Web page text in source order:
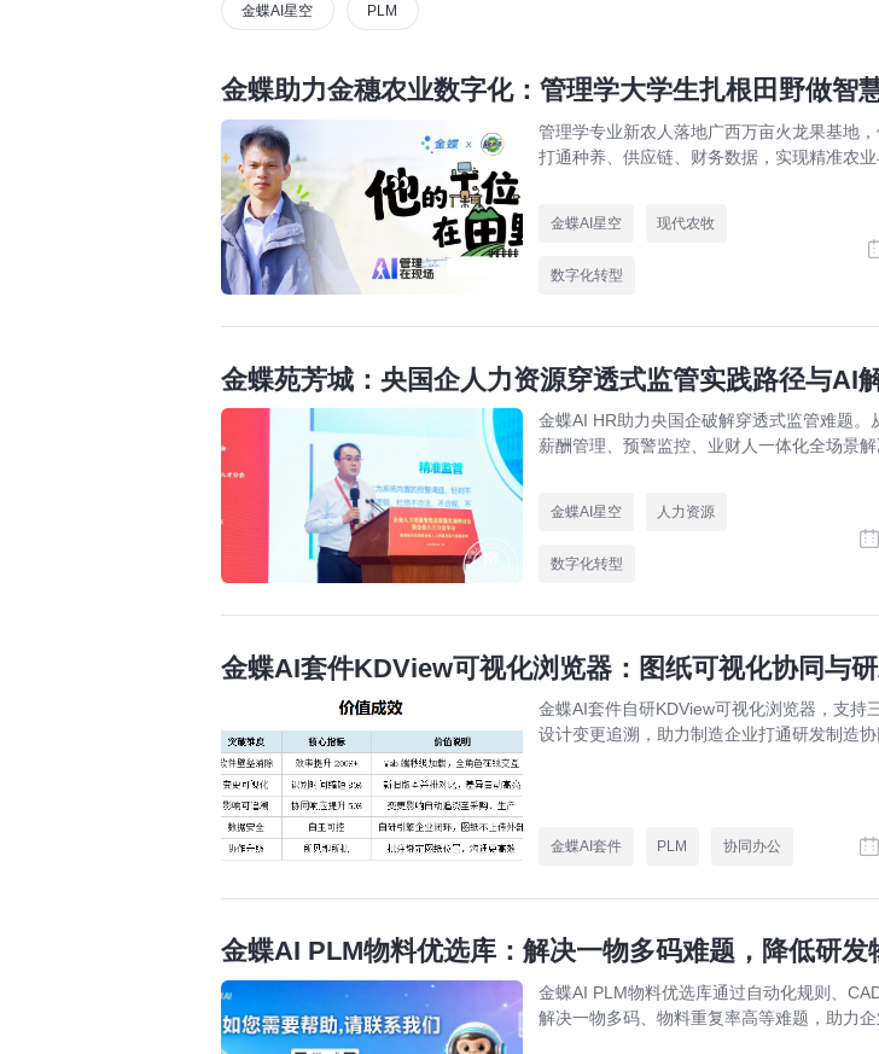
金蝶AI星空 PLM
金蝶助力金穗农业数字化：管理学大学生扎根田野做智
管理学专业新农人落地广西万亩火龙果基地
打通种养、供应链、财务数据，实现精准农业
金蝶AI星空 现代农牧
数字化转型
金蝶苑芳城：央国企人力资源穿透式监管实践路径与AI
金蝶AI HR助力央国企破解穿透式监管难题
薪酬管理、预警监控、业财人一体化全场景解
金蝶AI星空 人力资源
数字化转型
金蝶AI套件KDView可视化浏览器：图纸可视化协同与
金蝶AI套件自研KDView可视化浏览器，支持
设计变更追溯，助力制造企业打通研发制造
金蝶AI套件 PLM 协同办公
金蝶AI PLM物料优选库：解决一物多码难题，降低研发
金蝶AI PLM物料优选库通过自动化规则、
解决一物多码、物料重复率高等难题，助力企